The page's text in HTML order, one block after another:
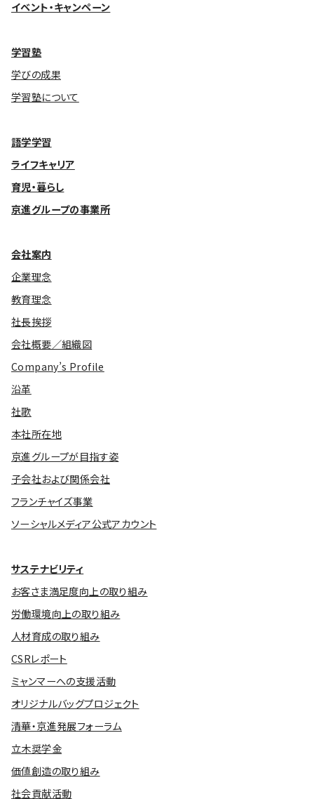
イベント・キャンペーン
学習塾
学びの成果
学習塾について
語学学習
ライフキャリア
育児・暮らし
京進グループの事業所
会社案内
企業理念
教育理念
社長挨拶
会社概要／組織図
Company’s Profile
沿革
社歌
本社所在地
京進グループが目指す姿
子会社および関係会社
フランチャイズ事業
ソーシャルメディア公式アカウント
サステナビリティ
お客さま満足度向上の取り組み
労働環境向上の取り組み
人材育成の取り組み
CSRレポート
ミャンマーへの支援活動
オリジナルバッグプロジェクト
清華・京進発展フォーラム
立木奨学金
価値創造の取り組み
社会貢献活動